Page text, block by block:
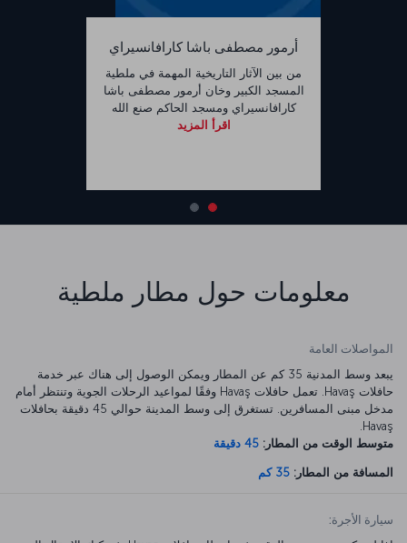
أرمور مصطفى باشا كارافانسيراي
من بين الآثار التاريخية المهمة في ملطية
المسجد الكبير وخان أرمور مصطفى باشا
كارافانسيراي ومسجد الحاكم صنع الله
اقرأ المزيد
معلومات حول مطار ملطية
المواصلات العامة
يبعد وسط المدنية 35 كم عن المطار ويمكن الوصول إلى هناك عبر خدمة
حافلات Havaş. تعمل حافلات Havaş وفقًا لمواعيد الرحلات الجوية وتنتظر أمام
مدخل مبنى المسافرين. تستغرق إلى وسط المدينة حوالي 45 دقيقة بحافلات
Havaş.
متوسط الوقت من المطار: 45 دقيقة
المسافة من المطار: 35 كم
سيارة الأجرة: